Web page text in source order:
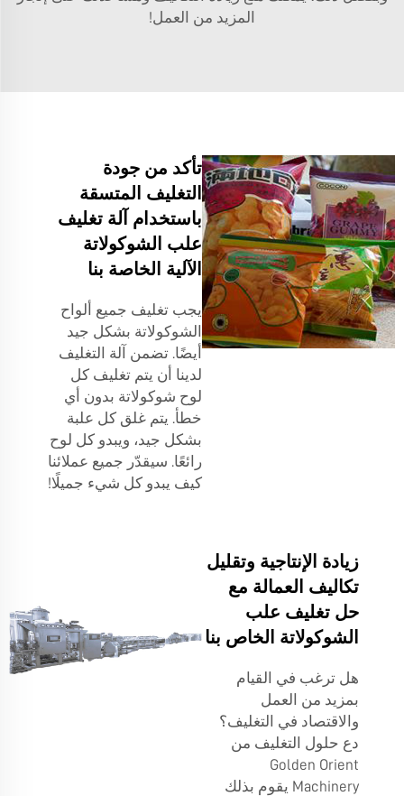
المزيد من العمل!
تأكد من جودة
التغليف المتسقة
باستخدام آلة تغليف
علب الشوكولاتة
الآلية الخاصة بنا
يجب تغليف جميع ألواح
الشوكولاتة بشكل جيد
أيضًا. تضمن آلة التغليف
لدينا أن يتم تغليف كل
لوح شوكولاتة بدون أي
خطأ. يتم غلق كل علبة
بشكل جيد، ويبدو كل لوح
رائعًا. سيقدّر جميع عملائنا
كيف يبدو كل شيء جميلًا!
زيادة الإنتاجية وتقليل
تكاليف العمالة مع
حل تغليف علب
الشوكولاتة الخاص بنا
هل ترغب في القيام
بمزيد من العمل
والاقتصاد في التغليف؟
دع حلول التغليف من
Golden Orient
Machinery يقوم بذلك